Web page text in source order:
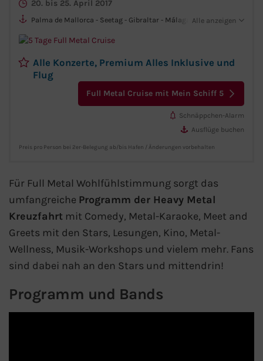
Kanaren-Kreuzfahrt
Karibik-Kreuzfahrt
Ostsee-Kreuzfahrt
Norwegen-Kreuzfahrt
Orient-Kreuzfahrt
Weltreise-Kreuzfahrt
Reedereien
AIDA Cruises
TUI Cruises
20. bis 25. April 2017
Palma de Mallorca - Seetag - Gibraltar - Málaga - Seetag -
Alle anzeigen
Alle Konzerte, Premium Alles Inklusive und
Flug
Full Metal Cruise mit Mein Schiff 5
Schnäppchen-Alarm
Ausflüge buchen
Preis pro Person bei 2er-Belegung ab/bis Hafen / Änderungen vorbehalten
Für Full Metal Wohlfühlstimmung sorgt das
umfangreiche Programm der Heavy Metal
Kreuzfahrt mit Comedy, Metal-Karaoke, Meet and
Greets mit den Stars, Lesungen, Kino, Metal-
Wellness, Musik-Workshops und vielem mehr. Fans
sind dabei nah an den Stars und mittendrin!
Programm und Bands